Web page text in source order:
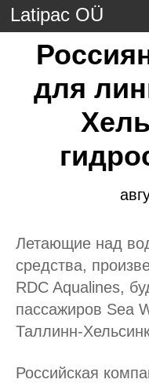
Latipac OÜ
для
Летающие над
средства,
RDC Aqualines,
пассажиров Sea
Таллинн-
Российская